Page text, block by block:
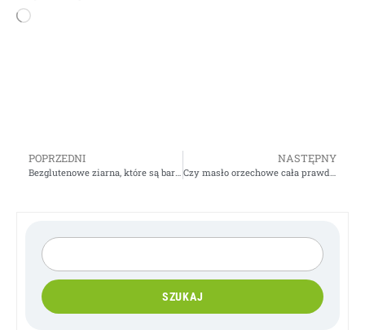
SZUKAJ
POPRZEDNI
Bezglutenowe ziarna, które są bardzo zdrowe
NASTĘPNY
Czy masło orzechowe cała prawda?